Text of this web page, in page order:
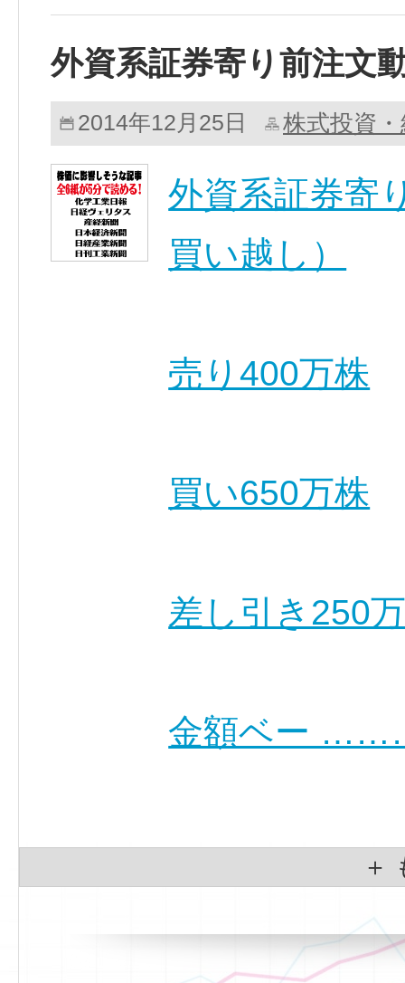
外資系証券寄り前注文
2014年12月25日 株式投資
外資系証券寄
買い越し）
売り400万株
買い650万株
差し引き250
金額ベー
＋